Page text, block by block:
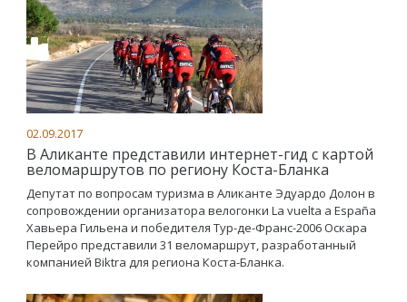
02.09.2017
В Аликанте представили интернет-гид с картой
веломаршрутов по региону Коста-Бланка
Депутат по вопросам туризма в Аликанте Эдуардо Долон в
сопровождении организатора велогонки La vuelta a España
Хавьера Гильена и победителя Тур-де-Франс-2006 Оскара
Перейро представили 31 веломаршрут, разработанный
компанией Biktra для региона Коста-Бланка.